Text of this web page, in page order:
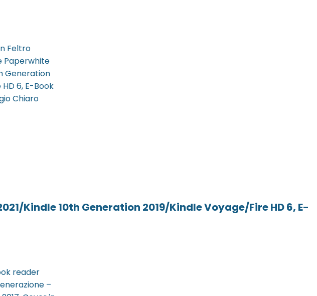
Kindle 10th Generation 2019/Kindle Voyage/Fire HD 6, E-